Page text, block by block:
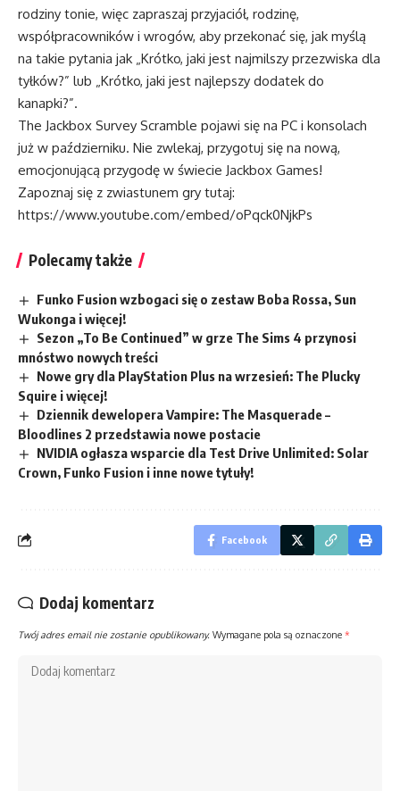
rodziny tonie, więc zapraszaj przyjaciół, rodzinę,
współpracowników i wrogów, aby przekonać się, jak myślą
na takie pytania jak „Krótko, jaki jest najmilszy przezwiska dla
tyłków?” lub „Krótko, jaki jest najlepszy dodatek do
kanapki?”.
The Jackbox Survey Scramble pojawi się na PC i konsolach
już w październiku. Nie zwlekaj, przygotuj się na nową,
emocjonującą przygodę w świecie Jackbox Games!
Zapoznaj się z zwiastunem gry tutaj:
https://www.youtube.com/embed/oPqck0NjkPs
Polecamy także
Funko Fusion wzbogaci się o zestaw Boba Rossa, Sun
Wukonga i więcej!
Sezon „To Be Continued” w grze The Sims 4 przynosi
mnóstwo nowych treści
Nowe gry dla PlayStation Plus na wrzesień: The Plucky
Squire i więcej!
Dziennik dewelopera Vampire: The Masquerade –
Bloodlines 2 przedstawia nowe postacie
NVIDIA ogłasza wsparcie dla Test Drive Unlimited: Solar
Crown, Funko Fusion i inne nowe tytuły!
Facebook
Dodaj komentarz
Twój adres email nie zostanie opublikowany. Wymagane pola są oznaczone *